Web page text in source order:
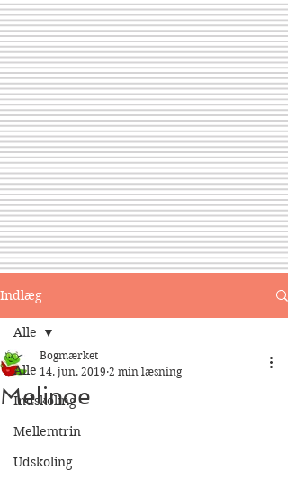
Indlæg
Alle
Indskoling
Mellemtrin
Udskoling
Alle
Melinoe
Bogmærket
14. jun. 2019 2 min læsning